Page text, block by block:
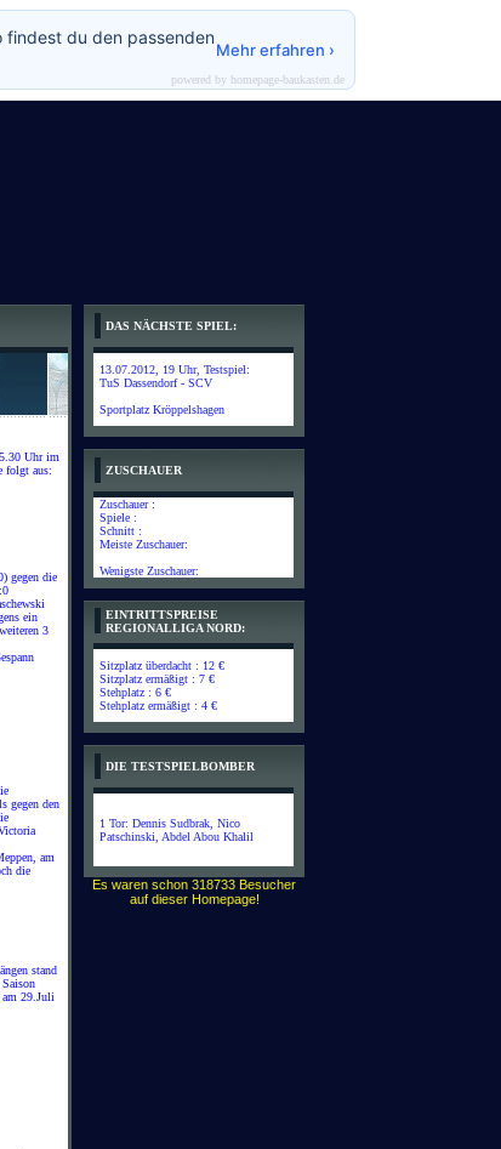
Uhr im
folgt aus:
gegen die
ein
3
gegen den
am
die
stand
Saison
29.Juli
DAS NÄCHSTE SPIEL:
13.07.2012, 19 Uhr, Testspiel:
TuS Dassendorf - SCV
Sportplatz Kröppelshagen
ZUSCHAUER
Zuschauer :
Spiele :
Schnitt :
Meiste Zuschauer:
Wenigste Zuschauer:
EINTRITTSPREISE
REGIONALLIGA NORD:
Sitzplatz überdacht : 12 €
Sitzplatz ermäßigt : 7 €
Stehplatz : 6 €
Stehplatz ermäßigt : 4 €
DIE TESTSPIELBOMBER
1 Tor: Dennis Sudbrak, Nico
Patschinski, Abdel Abou Khalil
Es waren schon 318733 Besucher
auf dieser Homepage!
findest du den passenden
Mehr erfahren ›
powered by homepage-baukasten.de